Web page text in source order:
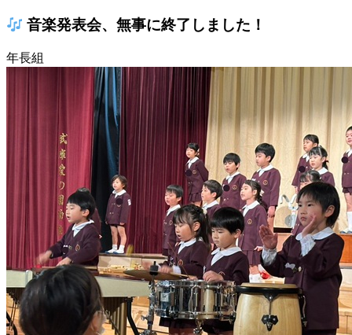
音楽発表会、無事に終了しました！
年長組